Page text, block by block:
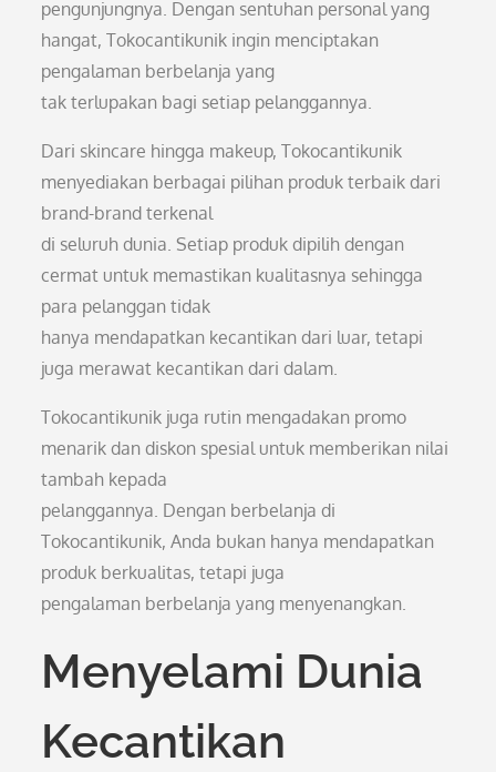
pengunjungnya. Dengan sentuhan personal yang
hangat, Tokocantikunik ingin menciptakan
pengalaman berbelanja yang
tak terlupakan bagi setiap pelanggannya.
Dari skincare hingga makeup, Tokocantikunik
menyediakan berbagai pilihan produk terbaik dari
brand-brand terkenal
di seluruh dunia. Setiap produk dipilih dengan
cermat untuk memastikan kualitasnya sehingga
para pelanggan tidak
hanya mendapatkan kecantikan dari luar, tetapi
juga merawat kecantikan dari dalam.
Tokocantikunik juga rutin mengadakan promo
menarik dan diskon spesial untuk memberikan nilai
tambah kepada
pelanggannya. Dengan berbelanja di
Tokocantikunik, Anda bukan hanya mendapatkan
produk berkualitas, tetapi juga
pengalaman berbelanja yang menyenangkan.
Menyelami Dunia
Kecantikan